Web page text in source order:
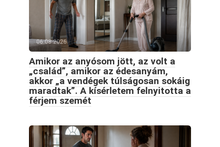
06.08.2026
Amikor az anyósom jött, az volt a
„család”, amikor az édesanyám,
akkor „a vendégek túlságosan sokáig
maradtak”. A kísérletem felnyitotta a
férjem szemét